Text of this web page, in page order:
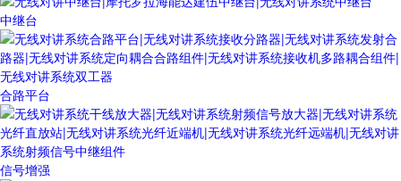
中继台
合路平台
信号增强